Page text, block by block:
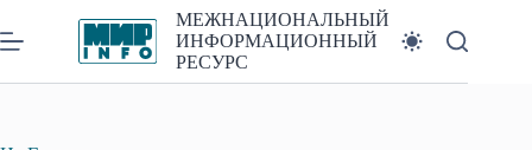
к
сути
МЕЖНАЦИОНАЛЬНЫЙ
ИНФОРМАЦИОННЫЙ
РЕСУРС